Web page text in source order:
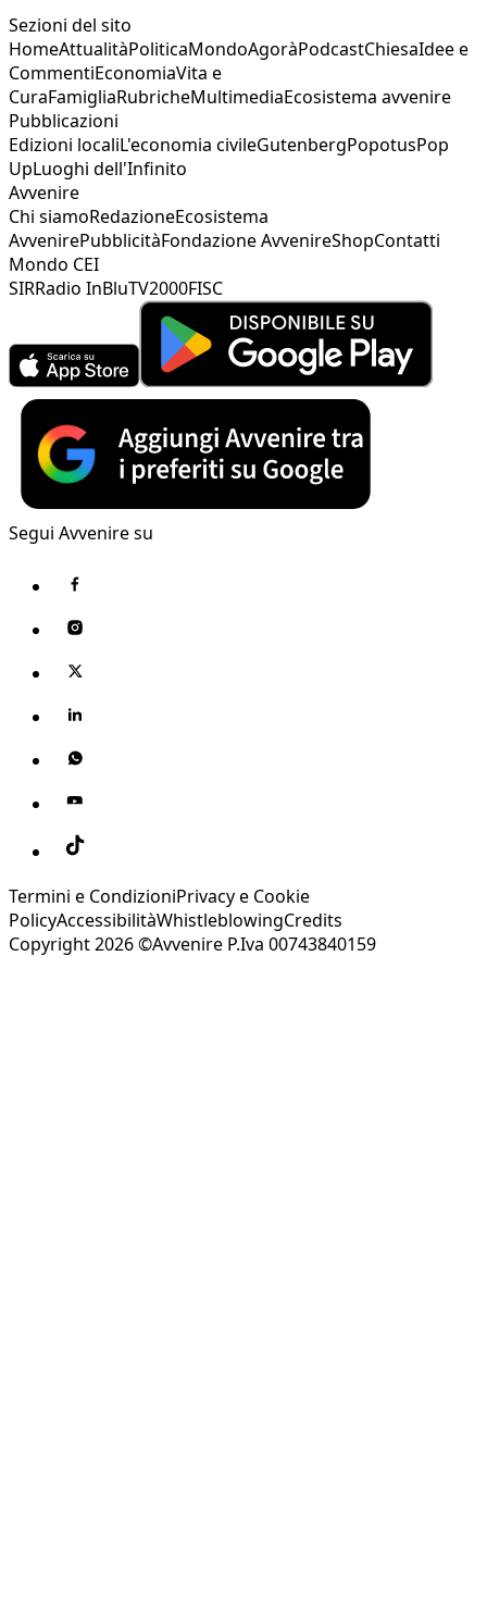
Sezioni del sito
HomeAttualitàPoliticaMondoAgoràPodcastChiesaIdee e
CommentiEconomiaVita e
CuraFamigliaRubricheMultimediaEcosistema avvenire
Pubblicazioni
Edizioni localiL'economia civileGutenbergPopotusPop
UpLuoghi dell'Infinito
Avvenire
Chi siamoRedazioneEcosistema
AvvenirePubblicitàFondazione AvvenireShopContatti
Mondo CEI
SIRRadio InBluTV2000FISC
Segui Avvenire su
Termini e CondizioniPrivacy e Cookie
PolicyAccessibilitàWhistleblowingCredits
Copyright 2026 ©Avvenire P.Iva 00743840159